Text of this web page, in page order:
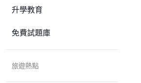
升學教育
免費試題庫
旅遊熱點